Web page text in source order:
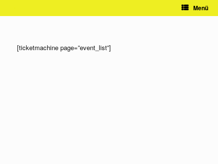
Menü
[ticketmachine page=”event_list”]